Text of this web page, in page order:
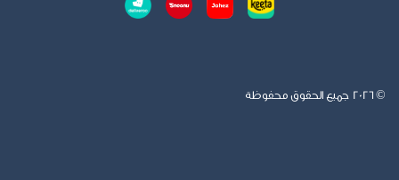
© 2026 جميع الحقوق محفوظة